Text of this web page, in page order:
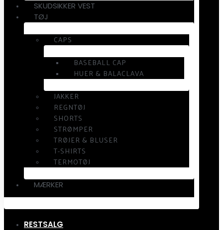
SKUDSIKKER VEST
TØJ
CAPS
BASEBALL CAP
HUER & BALACLAVA
JAKKER
REGNTØJ
SHORTS
STRØMPER
TRØJER & BLUSER
T-SHIRTS
TERMOTØJ
MÆRKER
RESTSALG